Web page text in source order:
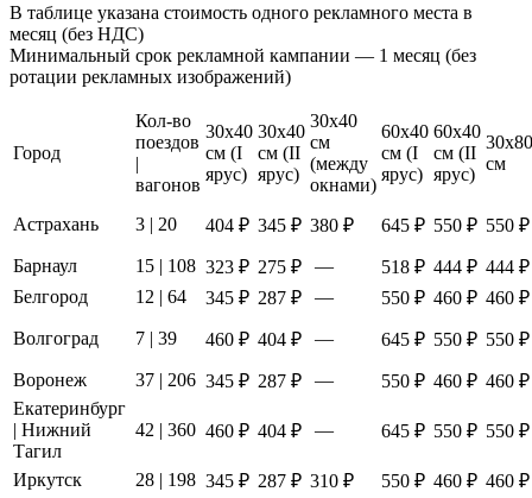
В таблице указана стоимость одного рекламного места в
месяц (без НДС)
Минимальный срок рекламной кампании — 1 месяц (без
ротации рекламных изображений)
Город
Кол-во
поездов
|
вагонов
30х40
см (I
ярус)
30х40
см (II
ярус)
30х40
см
(между
окнами)
60х40
см (I
ярус)
60х40
см (II
ярус)
30х80
см
Астрахань 3 | 20 404 ₽ 345 ₽ 380 ₽ 645 ₽ 550 ₽ 550 ₽
Барнаул
15 | 108 323 ₽ 275 ₽ — 518 ₽ 444 ₽ 444 ₽
Белгород
12 | 64 345 ₽ 287 ₽ — 550 ₽ 460 ₽ 460 ₽
Волгоград
7 | 39 460 ₽ 404 ₽ — 645 ₽ 550 ₽ 550 ₽
Воронеж
37 | 206 345 ₽ 287 ₽ — 550 ₽ 460 ₽ 460 ₽
Екатеринбург
| Нижний
Тагил
42 | 360 460 ₽ 404 ₽ — 645 ₽ 550 ₽ 550 ₽
Иркутск 28 | 198 345 ₽ 287 ₽ 310 ₽ 550 ₽ 460 ₽ 460 ₽